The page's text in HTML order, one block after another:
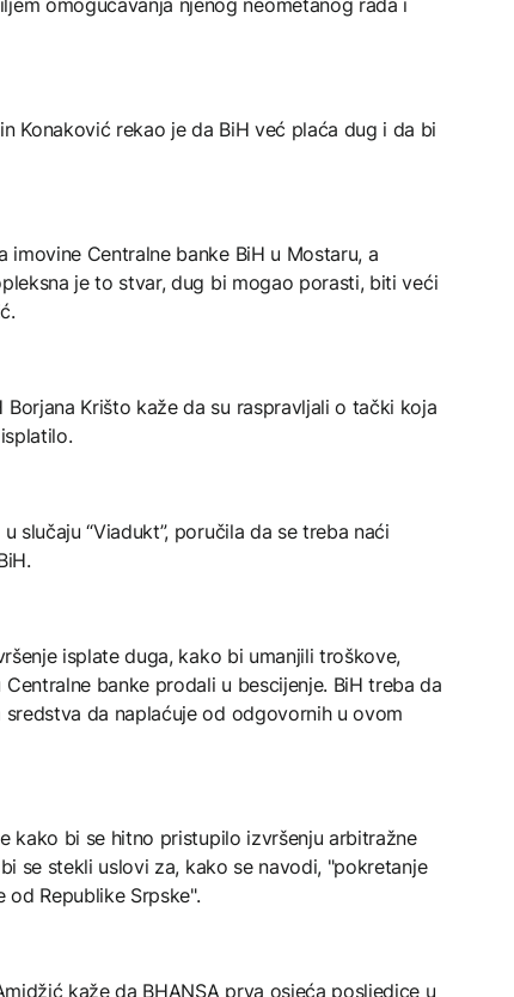
Konaković rekao je da BiH već plaća dug i da bi
imovine Centralne banke BiH u Mostaru, a
je to stvar, dug bi mogao porasti, biti veći
Borjana Krišto kaže da su raspravljali o tački koja
slučaju “Viadukt”, poručila da se treba naći
isplate duga, kako bi umanjili troškove,
banke prodali u bescijenje. BiH treba da
da naplaćuje od odgovornih u ovom
kako bi se hitno pristupilo izvršenju arbitražne
se stekli uslovi za, kako se navodi, "pokretanje
Republike Srpske".
kaže da BHANSA prva osjeća posljedice u